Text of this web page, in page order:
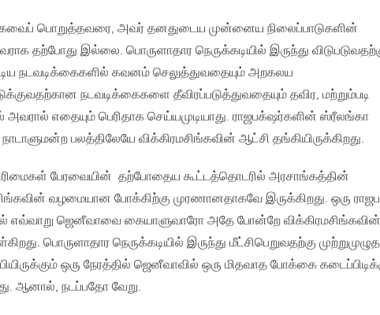
பொறுத்தவரை, அவர் தனதுடைய முன்னைய நிலைப்பாடுகளின்
தற்போது இல்லை. பொருளாதார நெருக்கடியில் இருந்து
நடவடிக்கைகளில் கவனம் செலுத்துவதையும் அறகலய
நடவடிக்கைகளை தீவிரப்படுத்துவதையும் தவிர, மற்றும்படி
அவரால் எதையும் பெரிதாக செய்யமுடியாது. ராஜபக்‌ஷர்களின் ஸ்ரீலங்கா
பலத்திலேயே விக்கிரமசிங்கவின் ஆட்சி தங்கியிருக்கிறது.
பேரவையின் தற்போதைய கூட்டத்தொடரில் அரசாங்கத்தின்
வழமையான போக்கிற்கு முரணானதாகவே இருக்கிறது. ஒரு
எவ்வாறு ஜெனீவாவை கையாளுவாரோ அதே போன்றே விக்கிரமசிங்கவின்
பொருளாதார நெருக்கடியில் இருந்து மீட்சிபெறுவதற்கு
ஒரு நேரத்தில் ஜெனீவாவில் ஒரு மிதவாத போக்கை
ஆனால், நடப்பதோ வேறு.